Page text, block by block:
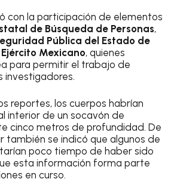
con la participación de elementos
de Búsqueda de Personas,
Pública del Estado de
Ejército Mexicano, quienes
para permitir el trabajo de
investigadores.
reportes, los cuerpos habrían
interior de un socavón de
cinco metros de profundidad. De
también se indicó que algunos de
poco tiempo de haber sido
esta información forma parte
en curso.